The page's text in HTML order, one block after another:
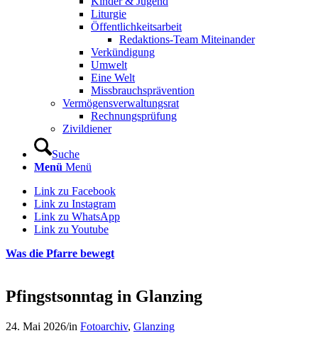
Liturgie
Öffentlichkeitsarbeit
Redaktions-Team Miteinander
Verkündigung
Umwelt
Eine Welt
Missbrauchsprävention
Vermögensverwaltungsrat
Rechnungsprüfung
Zivildiener
Suche
Menü Menü
Link zu Facebook
Link zu Instagram
Link zu WhatsApp
Link zu Youtube
Was die Pfarre bewegt
Pfingstsonntag in Glanzing
24. Mai 2026/in Fotoarchiv, Glanzing